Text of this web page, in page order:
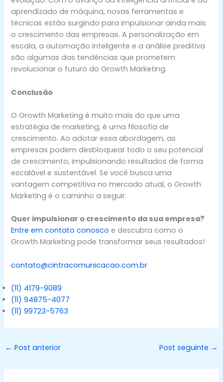
aprendizado de máquina, novas ferramentas e
técnicas estão surgindo para impulsionar ainda mais
o crescimento das empresas. A personalização em
escala, a automação inteligente e a análise preditiva
são algumas das tendências que prometem
revolucionar o futuro do Growth Marketing.
Conclusão
O Growth Marketing é muito mais do que uma
estratégia de marketing, é uma filosofia de
crescimento. Ao adotar essa abordagem, as
empresas podem desbloquear todo o seu potencial
de crescimento, impulsionando resultados de forma
escalável e sustentável. Se você busca uma
vantagem competitiva no mercado atual, o Growth
Marketing é o caminho a seguir.
Quer impulsionar o crescimento da sua empresa?
Entre em contato conosco e descubra como o
Growth Marketing pode transformar seus resultados!
contato@cintracomunicacao.com.br
(11) 4179-9089
(11) 94875-4077
(11) 99723-5763
← Post anterior Post seguinte →